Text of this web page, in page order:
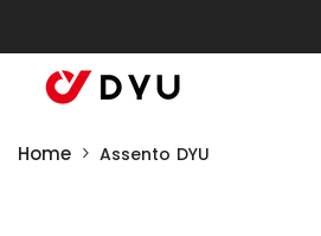
Home Assento DYU